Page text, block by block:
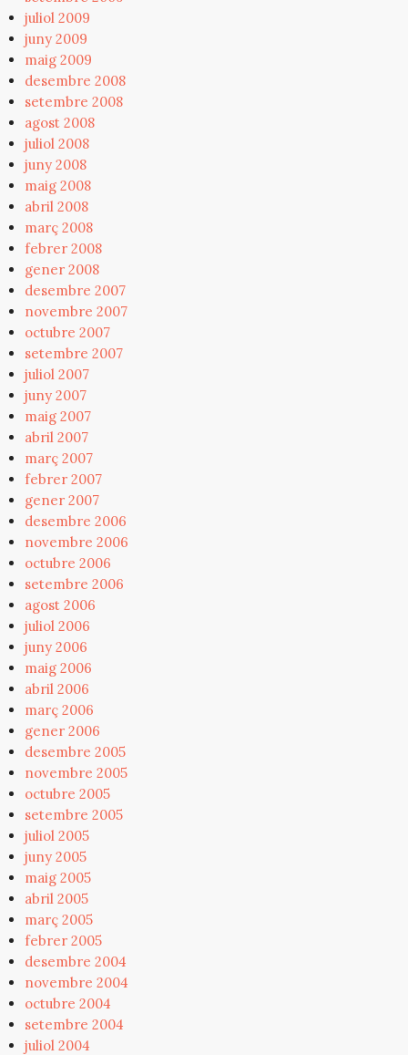
juliol 2009
juny 2009
maig 2009
desembre 2008
setembre 2008
agost 2008
juliol 2008
juny 2008
maig 2008
abril 2008
març 2008
febrer 2008
gener 2008
desembre 2007
novembre 2007
octubre 2007
setembre 2007
juliol 2007
juny 2007
maig 2007
abril 2007
març 2007
febrer 2007
gener 2007
desembre 2006
novembre 2006
octubre 2006
setembre 2006
agost 2006
juliol 2006
juny 2006
maig 2006
abril 2006
març 2006
gener 2006
desembre 2005
novembre 2005
octubre 2005
setembre 2005
juliol 2005
juny 2005
maig 2005
abril 2005
març 2005
febrer 2005
desembre 2004
novembre 2004
octubre 2004
setembre 2004
juliol 2004